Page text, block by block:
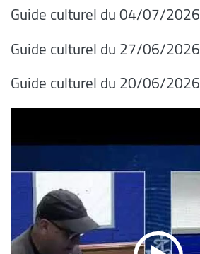
Guide culturel du 04/07/2026
Guide culturel du 27/06/2026
Guide culturel du 20/06/2026